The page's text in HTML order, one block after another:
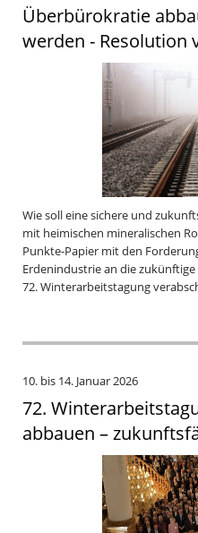
Überbürokratie
werden - Resolution
Wie soll eine sichere und
mit heimischen mineralischen
Punkte-Papier mit den
Erdenindustrie an die
72. Winterarbeitstagung
10. bis 14. Januar 2026
72.
abbauen –